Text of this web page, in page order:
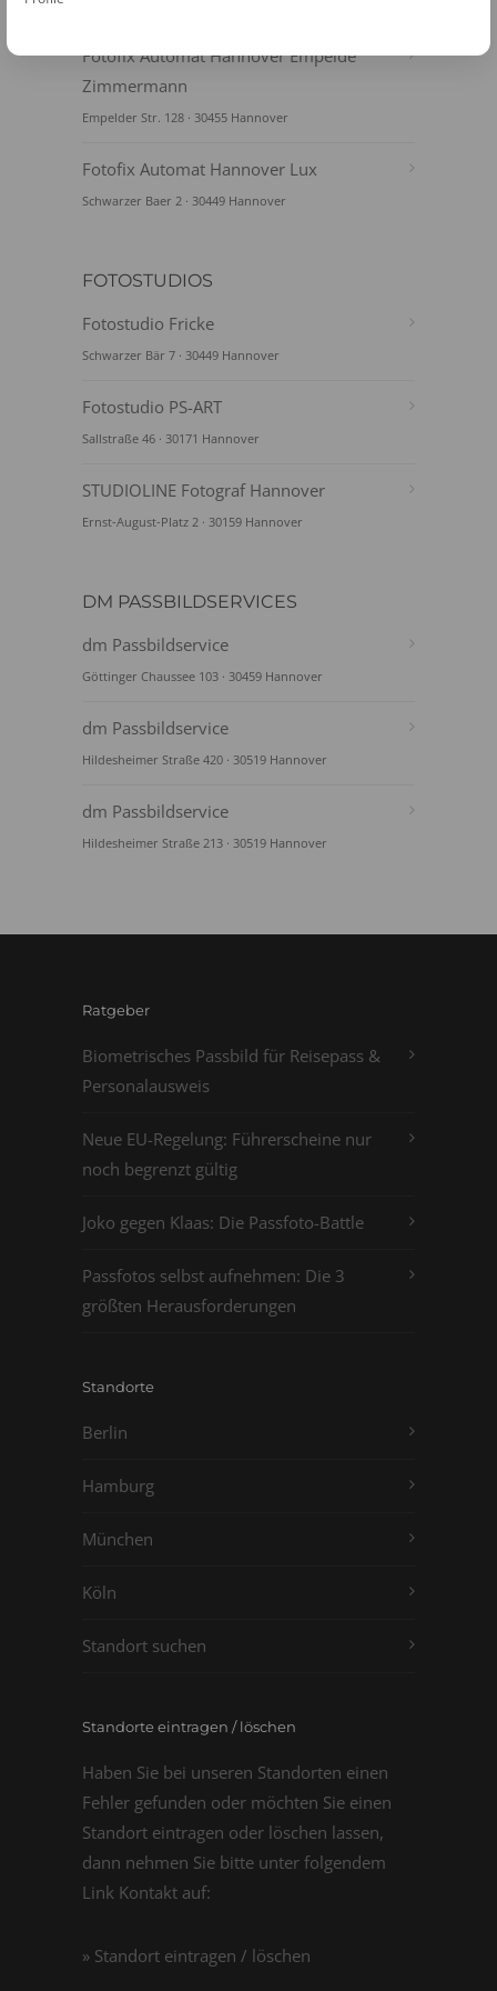
Fotofix Automat Hannover Empelde
Zimmermann
Empelder Str. 128 · 30455 Hannover
Fotofix Automat Hannover Lux
Schwarzer Baer 2 · 30449 Hannover
FOTOSTUDIOS
Fotostudio Fricke
Schwarzer Bär 7 · 30449 Hannover
Fotostudio PS-ART
Sallstraße 46 · 30171 Hannover
STUDIOLINE Fotograf Hannover
Ernst-August-Platz 2 · 30159 Hannover
DM PASSBILDSERVICES
dm Passbildservice
Göttinger Chaussee 103 · 30459 Hannover
dm Passbildservice
Hildesheimer Straße 420 · 30519 Hannover
dm Passbildservice
Hildesheimer Straße 213 · 30519 Hannover
Ratgeber
Biometrisches Passbild für Reisepass &
Personalausweis
Neue EU-Regelung: Führerscheine nur
noch begrenzt gültig
Joko gegen Klaas: Die Passfoto-Battle
Passfotos selbst aufnehmen: Die 3
größten Herausforderungen
Standorte
Berlin
Hamburg
München
Köln
Standort suchen
Standorte eintragen / löschen
Haben Sie bei unseren Standorten einen
Fehler gefunden oder möchten Sie einen
Standort eintragen oder löschen lassen,
dann nehmen Sie bitte unter folgendem
Link Kontakt auf:
» Standort eintragen / löschen